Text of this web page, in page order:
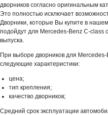
дворников согласно оригинальным
Это полностью исключает
Дворники, которые Вы купите в
подойдут для Mercedes-Benz C-class
выпуска.
При выборе дворников для
следующие характеристики:
цена;
тип крепления;
качество дворников;
Средний срок эксплуатации